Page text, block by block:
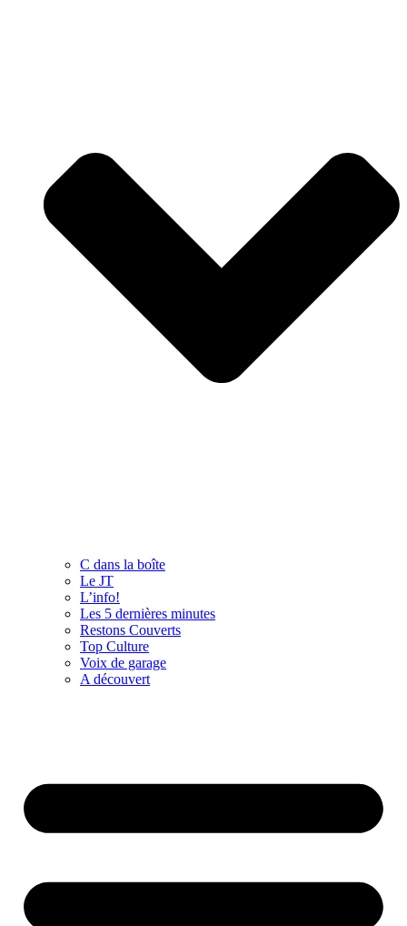
C dans la boîte
Le JT
L’info!
Les 5 dernières minutes
Restons Couverts
Top Culture
Voix de garage
A découvert